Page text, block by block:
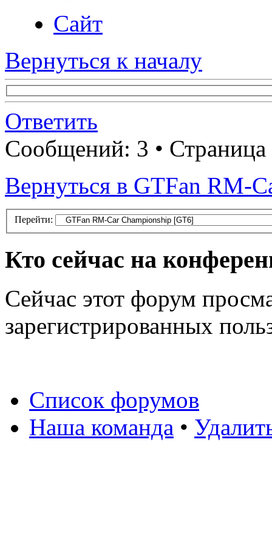
Сайт
Вернуться к началу
Ответить
Сообщений: 3 • Страница
Вернуться в GTFan RM-
Перейти:
Кто сейчас на
Сейчас этот форум
зарегистрированных
Список форумов
Наша команда •